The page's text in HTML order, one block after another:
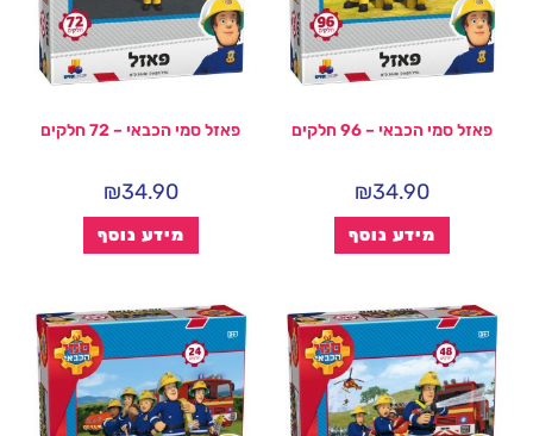
פאזל סמי הכבאי – 96 חלקים
₪34.90
מידע נוסף
פאזל סמי הכבאי – 72 חלקים
₪34.90
מידע נוסף